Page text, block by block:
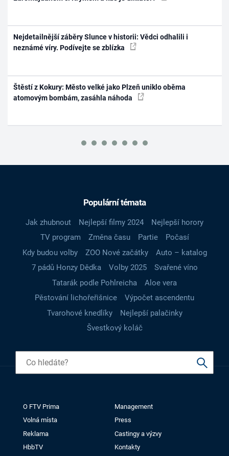
Nejdetailnější záběry Slunce v historii: Vědci odhalili i
neznámé víry. Podívejte se zblízka
Štěstí z Kokury: Město velké jako Plzeň uniklo oběma
atomovým bombám, zasáhla náhoda
Populární témata
Jak zhubnout Nejlepší filmy 2024
Nejlepší horory
TV program
Změna času Partie
Počasí
Kdy budou volby
ZOO Nové začátky
Auto – katalog
7 pádů Honzy Dědka
Volby 2025
Svařené víno
Tatarák podle Pohlreicha
Aloe vera
Pěstování lichořeřišnice
Výpočet ascendentu
Tvarohové knedlíky
Nejlepší palačinky
Švestkový koláč
O FTV Prima
Management
Volná místa
Press
Reklama
Castingy a výzvy
HbbTV
Kontakty